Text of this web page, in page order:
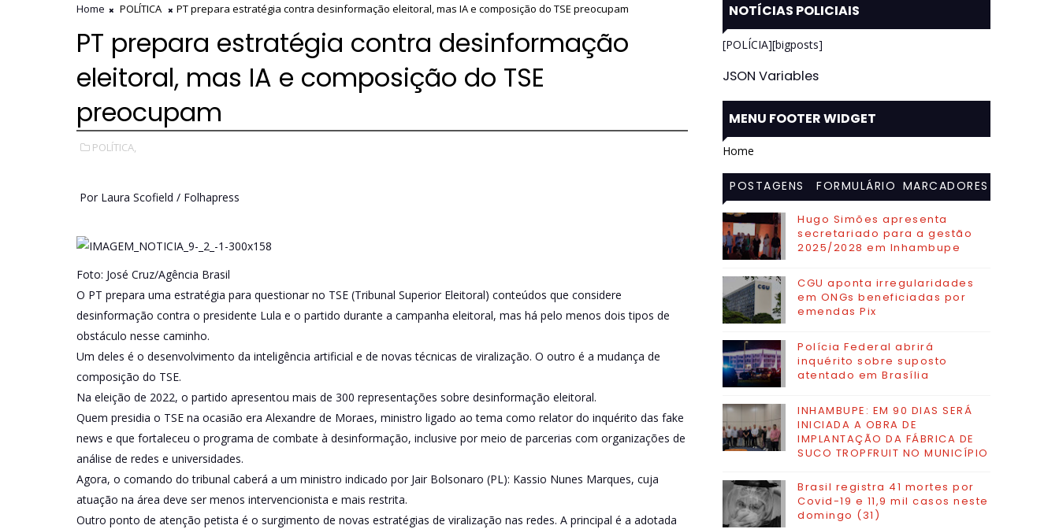
Home POLÍTICA PT prepara estratégia contra desinformação eleitoral, mas IA e composição do TSE preocupam
PT prepara estratégia contra desinformação
eleitoral, mas IA e composição do TSE
preocupam
POLÍTICA,
Por Laura Scofield / Folhapress
Foto: José Cruz/Agência Brasil
O PT prepara uma estratégia para questionar no TSE (Tribunal Superior Eleitoral) conteúdos que considere
desinformação contra o presidente Lula e o partido durante a campanha eleitoral, mas há pelo menos dois tipos de
obstáculo nesse caminho.
Um deles é o desenvolvimento da inteligência artificial e de novas técnicas de viralização. O outro é a mudança de
composição do TSE.
Na eleição de 2022, o partido apresentou mais de 300 representações sobre desinformação eleitoral.
Quem presidia o TSE na ocasião era Alexandre de Moraes, ministro ligado ao tema como relator do inquérito das fake
news e que fortaleceu o programa de combate à desinformação, inclusive por meio de parcerias com organizações de
análise de redes e universidades.
Agora, o comando do tribunal caberá a um ministro indicado por Jair Bolsonaro (PL): Kassio Nunes Marques, cuja
atuação na área deve ser menos intervencionista e mais restrita.
Outro ponto de atenção petista é o surgimento de novas estratégias de viralização nas redes. A principal é a adotada
NOTÍCIAS POLICIAIS
[POLÍCIA][bigposts]
JSON Variables
MENU FOOTER WIDGET
Home
POSTAGENS
MAIS
VISITADAS
FORMULÁRIO MARCADORES
Hugo Simões apresenta
secretariado para a gestão
2025/2028 em Inhambupe
CGU aponta irregularidades
em ONGs beneficiadas por
emendas Pix
Polícia Federal abrirá
inquérito sobre suposto
atentado em Brasília
INHAMBUPE: EM 90 DIAS SERÁ
INICIADA A OBRA DE
IMPLANTAÇÃO DA FÁBRICA DE
SUCO TROPFRUIT NO MUNICÍPIO
Brasil registra 41 mortes por
Covid-19 e 11,9 mil casos neste
domingo (31)